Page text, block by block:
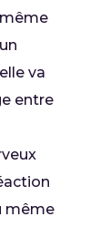
va
entre
même